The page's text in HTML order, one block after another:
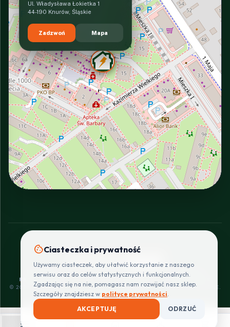
Ul. Władysława Łokietka 1
44-190 Knurów, Śląskie
Zadzwoń Mapa
INTERACTIVE VIEW
SZYBKIE I BEZPIECZNE PŁATNOŚCI
POLITYKA
PRYWATNOŚCI
REGULAMIN
CENNIK
DOSTAW
ZWROTY I
REKLAMACJE
© 2026 PROINSTALLER.PL - KNURÓW. WSZYSTKIE PRAWA ZASTRZEŻONE.
cookieCiasteczka i prywatność
Używamy ciasteczek, aby ułatwić korzystanie z naszego
serwisu oraz do celów statystycznych i funkcjonalnych.
Zgadzając się na nie, pomagasz nam rozwijać nasz sklep.
Szczegóły znajdziesz w polityce prywatności.
AKCEPTUJĘ
ODRZUĆ